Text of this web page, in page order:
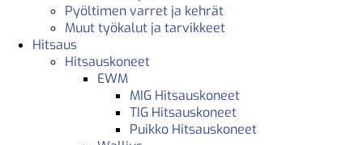
Pyöltimen varret ja kehrät
Muut työkalut ja tarvikkeet
Hitsaus
Hitsauskoneet
EWM
MIG Hitsauskoneet
TIG Hitsauskoneet
Puikko Hitsauskoneet